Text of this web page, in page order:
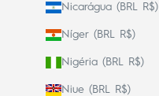
Nicarágua (BRL R$)
Níger (BRL R$)
Nigéria (BRL R$)
Niue (BRL R$)